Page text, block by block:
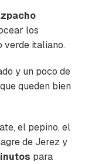
los
verde italiano.
y un poco de
queden bien
el pepino, el
de Jerez y
para